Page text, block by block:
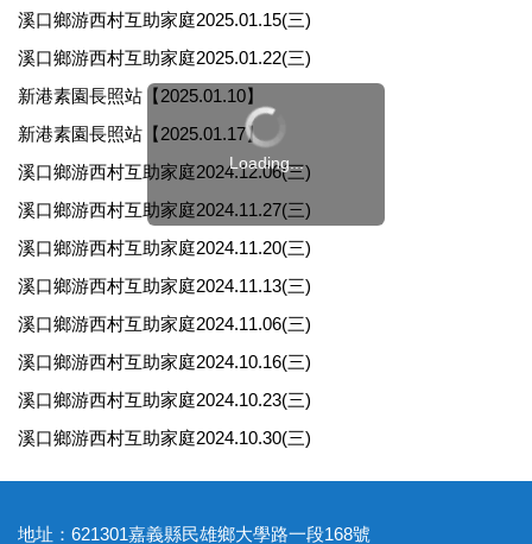
溪口鄉游西村互助家庭2025.01.15(三)
溪口鄉游西村互助家庭2025.01.22(三)
新港素園長照站【2025.01.10】
新港素園長照站【2025.01.17】
溪口鄉游西村互助家庭2024.12.06(三)
溪口鄉游西村互助家庭2024.11.27(三)
溪口鄉游西村互助家庭2024.11.20(三)
溪口鄉游西村互助家庭2024.11.13(三)
溪口鄉游西村互助家庭2024.11.06(三)
溪口鄉游西村互助家庭2024.10.16(三)
溪口鄉游西村互助家庭2024.10.23(三)
溪口鄉游西村互助家庭2024.10.30(三)
地址：621301嘉義縣民雄鄉大學路一段168號
Loading...